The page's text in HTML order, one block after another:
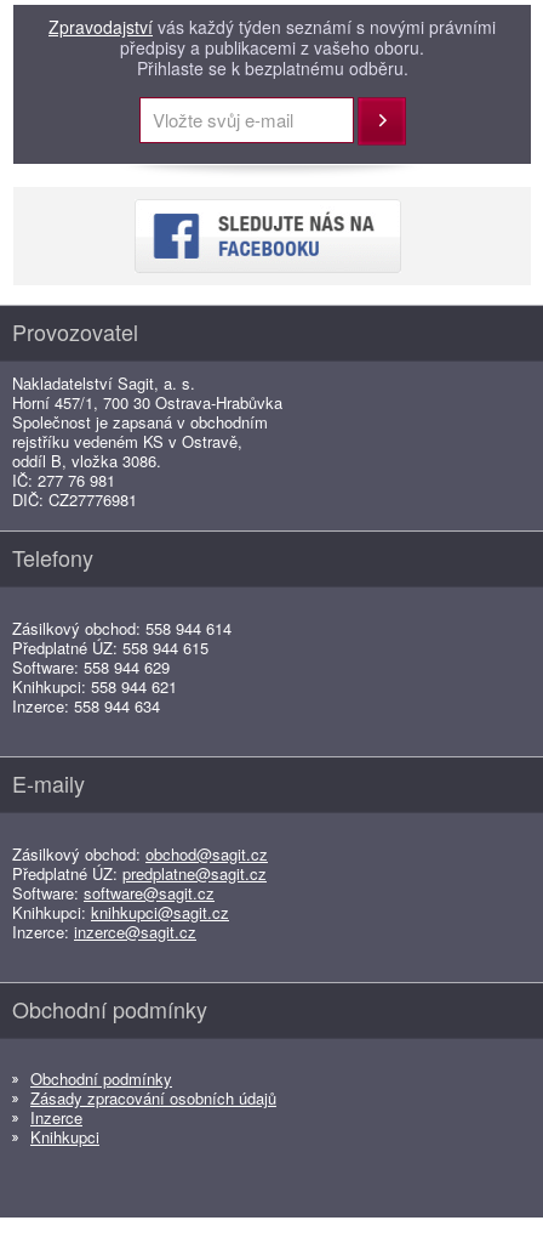
Zpravodajství vás každý týden seznámí s novými právními
předpisy a publikacemi z vašeho oboru.
Přihlaste se k bezplatnému odběru.
Přihlásit
Provozovatel
Nakladatelství Sagit, a. s.
Horní 457/1, 700 30 Ostrava-Hrabůvka
Společnost je zapsaná v obchodním
rejstříku vedeném KS v Ostravě,
oddíl B, vložka 3086.
IČ: 277 76 981
DIČ: CZ27776981
Telefony
Zásilkový obchod: 558 944 614
Předplatné ÚZ: 558 944 615
Software: 558 944 629
Knihkupci: 558 944 621
Inzerce: 558 944 634
E-maily
Zásilkový obchod: obchod@sagit.cz
Předplatné ÚZ: predplatne@sagit.cz
Software: software@sagit.cz
Knihkupci: knihkupci@sagit.cz
Inzerce: inzerce@sagit.cz
Obchodní podmínky
Obchodní podmínky
Zásady zpracování osobních údajů
Inzerce
Knihkupci